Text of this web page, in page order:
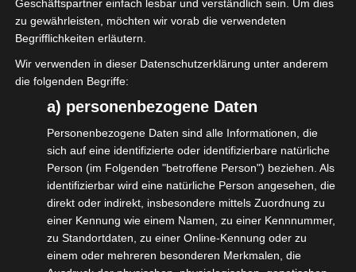
In der morgigen Sitzung im BMAS soll es
darum gehen, wie genau der neue Fahrplan
für die Novellierung des
Statusfeststellungsverfahrens aussehen soll.
Bereits auf dem vergangenen
Bundesparteitag der CDU wurde die
Möglichkeit, dass es so kommt, uns
gegenüber angesprochen. Seither drängen
wir darauf, dass dieses Moratorium im §127
SGB IV auf alle Selbständigen aller
Geschäftspartner einfach lesbar und verständlich sein. Um dies
zu gewährleisten, möchten wir vorab die verwendeten
Begrifflichkeiten erläutern.
Wir verwenden in dieser Datenschutzerklärung unter anderem
die folgenden Begriffe:
a) personenbezogene Daten
Personenbezogene Daten sind alle Informationen, die
sich auf eine identifizierte oder identifizierbare natürliche
Person (im Folgenden "betroffene Person") beziehen. Als
identifizierbar wird eine natürliche Person angesehen, die
direkt oder indirekt, insbesondere mittels Zuordnung zu
einer Kennung wie einem Namen, zu einer Kennnummer,
zu Standortdaten, zu einer Online-Kennung oder zu
einem oder mehreren besonderen Merkmalen, die